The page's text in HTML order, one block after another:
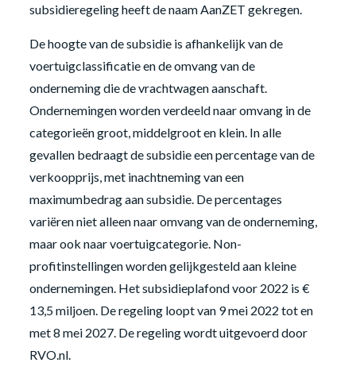
subsidieregeling heeft de naam AanZET gekregen.
De hoogte van de subsidie is afhankelijk van de
voertuigclassificatie en de omvang van de
onderneming die de vrachtwagen aanschaft.
Ondernemingen worden verdeeld naar omvang in de
categorieën groot, middelgroot en klein. In alle
gevallen bedraagt de subsidie een percentage van de
verkoopprijs, met inachtneming van een
maximumbedrag aan subsidie. De percentages
variëren niet alleen naar omvang van de onderneming,
maar ook naar voertuigcategorie. Non-
profitinstellingen worden gelijkgesteld aan kleine
ondernemingen. Het subsidieplafond voor 2022 is €
13,5 miljoen. De regeling loopt van 9 mei 2022 tot en
met 8 mei 2027. De regeling wordt uitgevoerd door
RVO.nl.